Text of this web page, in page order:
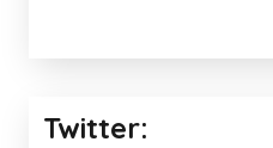
Twitter: